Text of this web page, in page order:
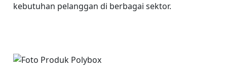
kebutuhan pelanggan di berbagai sektor.